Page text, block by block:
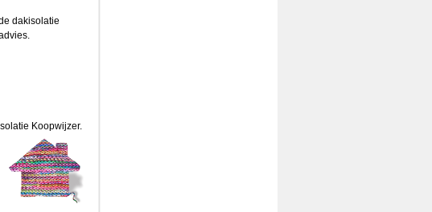
dakisolatie
Koopwijzer.